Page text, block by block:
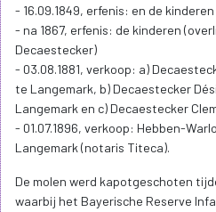
- 16.09.1849, erfenis: en de
- na 1867, erfenis: de kinderen
Decaestecker)
- 03.08.1881, verkoop: a)
te Langemark, b) Decaestecker
Langemark en c) Decaestecker
- 01.07.1896, verkoop: Hebben-
Langemark (notaris Titeca).
De molen werd kapotgeschoten
waarbij het Bayerische Reserve